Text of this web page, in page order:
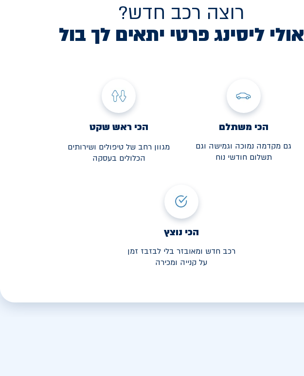
רוצה רכב חדש?
אולי ליסינג פרטי יתאים לך בול
הכי משתלם
גם מקדמה נמוכה וגמישה וגם
תשלום חודשי נוח
הכי ראש שקט
מגוון רחב של טיפולים ושירותים
הכלולים בעסקה
הכי נוצץ
רכב חדש ומאובזר בלי לבזבז זמן
על קנייה ומכירה
מחיר חודשי החל מ- 3,190